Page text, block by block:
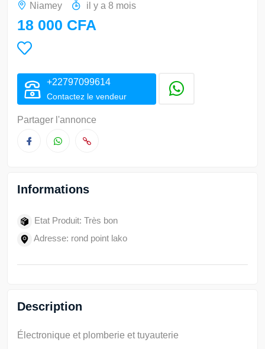
Niamey il y a 8 mois
18 000 CFA
+22797099614
Contactez le vendeur
Partager l'annonce
Informations
Etat Produit: Très bon
Adresse: rond point lako
Description
Électronique et plomberie et tuyauterie